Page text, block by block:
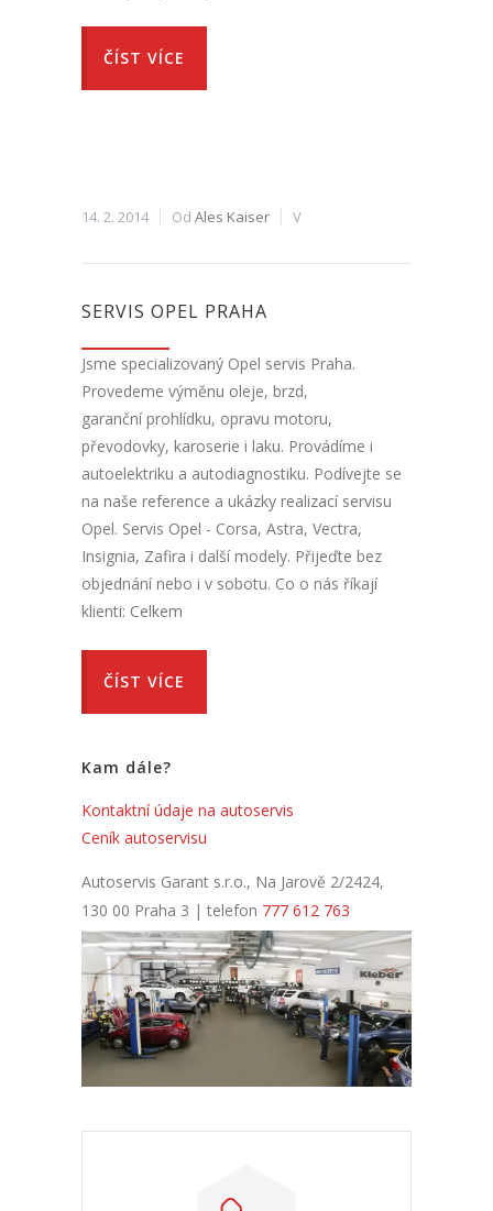
ČÍST VÍCE
14. 2. 2014 Od Ales Kaiser V
SERVIS OPEL PRAHA
Jsme specializovaný Opel servis Praha.
Provedeme výměnu oleje, brzd,
garanční prohlídku, opravu motoru,
převodovky, karoserie i laku. Provádíme i
autoelektriku a autodiagnostiku. Podívejte se
na naše reference a ukázky realizací servisu
Opel. Servis Opel - Corsa, Astra, Vectra,
Insignia, Zafira i další modely. Přijeďte bez
objednání nebo i v sobotu. Co o nás říkají
klienti: Celkem
ČÍST VÍCE
Kam dále?
Kontaktní údaje na autoservis
Ceník autoservisu
Autoservis Garant s.r.o., Na Jarově 2/2424,
130 00 Praha 3 | telefon 777 612 763